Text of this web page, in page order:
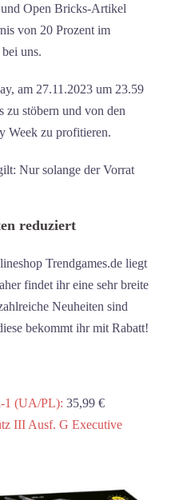
Open Bricks-Artikel
von 20 Prozent im
uns.
am 27.11.2023 um 23.59
zu stöbern und von den
Week zu profitieren.
Nur solange der Vorrat
reduziert
Trendgames.de liegt
findet ihr eine sehr breite
Neuheiten sind
bekommt ihr mit Rabatt!
1 (UA/PL): 35,99 €
III Ausf. G Executive